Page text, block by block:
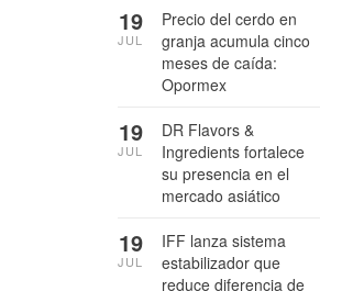
Precio del cerdo en
granja acumula cinco
meses de caída:
Opormex
19
JUL
DR Flavors &
Ingredients fortalece
su presencia en el
mercado asiático
19
JUL
IFF lanza sistema
estabilizador que
reduce diferencia de
19
JUL